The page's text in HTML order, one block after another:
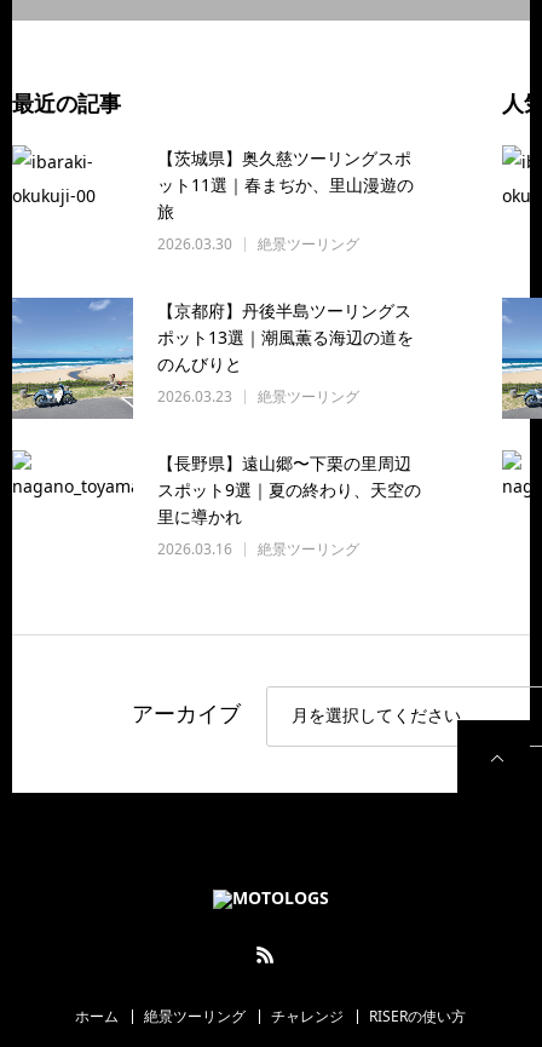
最近の記事
【茨城県】奥久慈ツーリングスポ
ット11選｜春まぢか、里山漫遊の
旅
2026.03.30 絶景ツーリング
【京都府】丹後半島ツーリングス
ポット13選｜潮風薫る海辺の道を
のんびりと
2026.03.23 絶景ツーリング
【長野県】遠山郷〜下栗の里周辺
スポット9選｜夏の終わり、天空の
里に導かれ
2026.03.16 絶景ツーリング
人
アーカイブ
ホーム 絶景ツーリング チャレンジ RISERの使い方